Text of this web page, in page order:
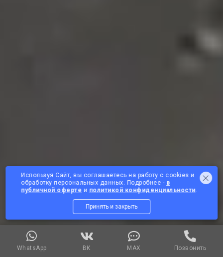
WhatsApp ВК MАХ Позвонить
Используя Сайт, вы соглашаетесь на работу с cookies и
обработку персональных данных. Подробнее - в
публичной оферте и политикой конфиденциальности.
Принять и закрыть